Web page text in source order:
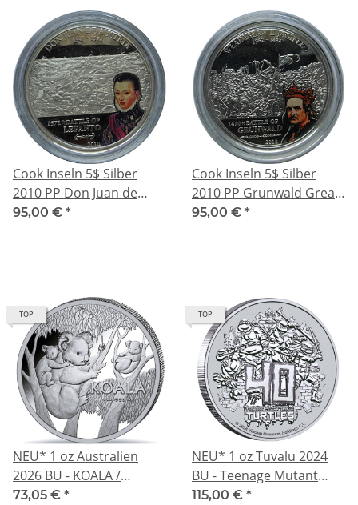
Cook Inseln 5$ Silber
2010 PP Don Juan de
Austria Great Battles
95,00 € *
Cook Inseln 5$ Silber
2010 PP Grunwald Great
Battles Commanders
95,00 € *
TOP
NEU* 1 oz Australien
2026 BU - KOALA /
Koalafamilie - Serie Koala
73,05 € *
TOP
NEU* 1 oz Tuvalu 2024
BU - Teenage Mutant
Ninja Turtles - 1 AU$ -
115,00 € *